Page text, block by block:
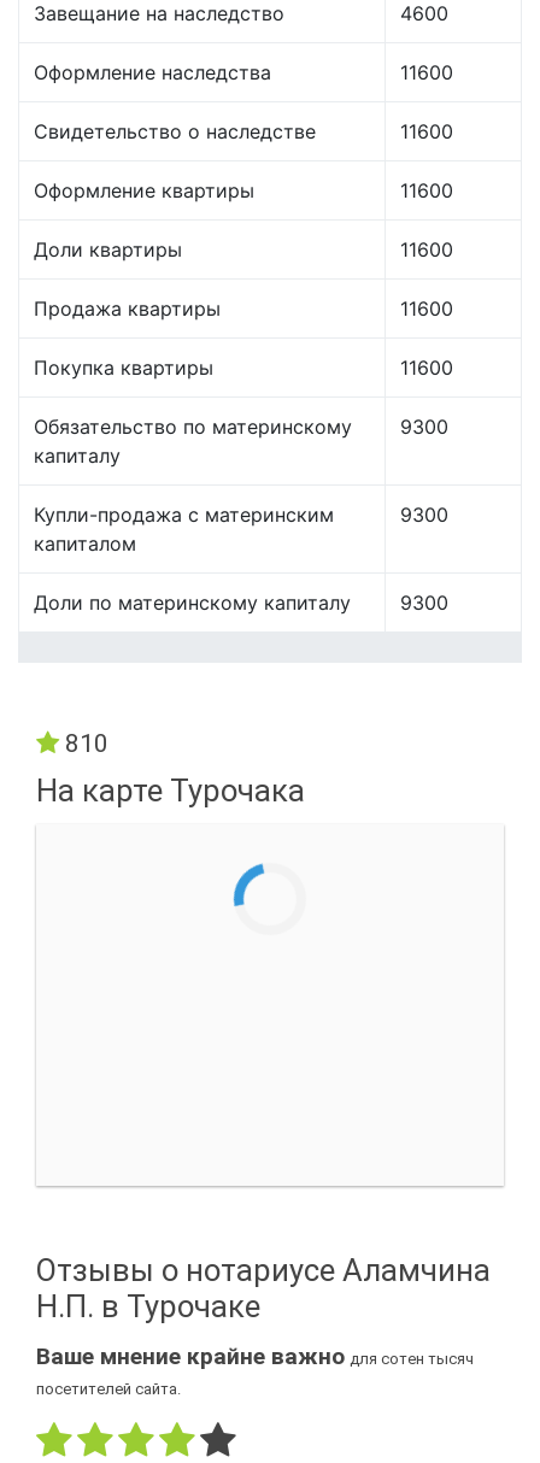
Завещание на наследство 4600
Оформление наследства 11600
Свидетельство о наследстве 11600
Оформление квартиры 11600
Доли квартиры 11600
Продажа квартиры 11600
Покупка квартиры 11600
Обязательство по материнскому
капиталу
9300
Купли-продажа с материнским
капиталом
9300
Доли по материнскому капиталу 9300
810
На карте Турочака
Отзывы о нотариусе Аламчина
Н.П. в Турочаке
Ваше мнение крайне важно для сотен тысяч
посетителей сайта.